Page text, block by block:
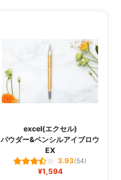
excel(エクセル)
パウダー&ペンシルアイブロウ
EX
3.93(54)
¥1,594